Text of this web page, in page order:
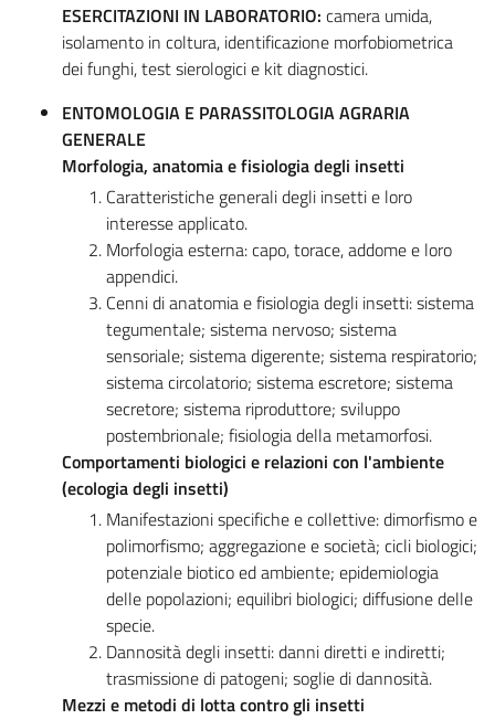
ESERCITAZIONI IN LABORATORIO: camera umida,
isolamento in coltura, identificazione morfobiometrica
dei funghi, test sierologici e kit diagnostici.
ENTOMOLOGIA E PARASSITOLOGIA AGRARIA
GENERALE
Morfologia, anatomia e fisiologia degli insetti
Caratteristiche generali degli insetti e loro
interesse applicato.
Morfologia esterna: capo, torace, addome e loro
appendici.
Cenni di anatomia e fisiologia degli insetti: sistema
tegumentale; sistema nervoso; sistema
sensoriale; sistema digerente; sistema respiratorio;
sistema circolatorio; sistema escretore; sistema
secretore; sistema riproduttore; sviluppo
postembrionale; fisiologia della metamorfosi.
Comportamenti biologici e relazioni con l'ambiente
(ecologia degli insetti)
Manifestazioni specifiche e collettive: dimorfismo e
polimorfismo; aggregazione e società; cicli biologici;
potenziale biotico ed ambiente; epidemiologia
delle popolazioni; equilibri biologici; diffusione delle
specie.
Dannosità degli insetti: danni diretti e indiretti;
trasmissione di patogeni; soglie di dannosità.
Mezzi e metodi di lotta contro gli insetti